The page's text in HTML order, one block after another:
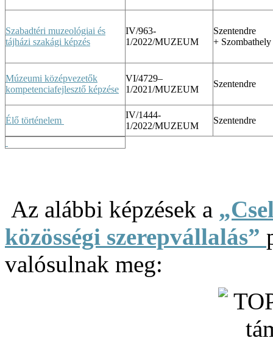
Szabadtéri muzeológiai és
tájházi szakági képzés
IV/963-
1/2022/MUZEUM
Szentendre
+ Szombathely
Múzeumi középvezetők
kompetenciafejlesztő képzése
VI/4729–
1/2021/MUZEUM
Szentendre
Élő történelem
IV/1444-
1/2022/MUZEUM
Szentendre
Az alábbi képzések a
közösségi szerepvállalás”
valósulnak meg: